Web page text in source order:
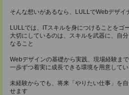
そんな想いがあるなら、LULLでWebデザイ
LULLでは、ITスキルを身につけることをゴ
大切にしているのは、スキルを武器に、自
なること
Webデザインの基礎から実践、現場経験まで
一歩ずつ着実に成長できる環境を用意してい
未経験からでも、将来「やりたい仕事」を
せます